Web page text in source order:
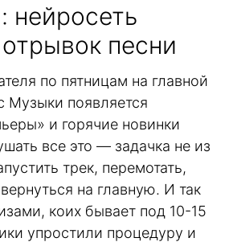
нейросеть
песни
по пятницам на главной
Музыки появляется
и горячие новинки
все это — задачка не из
трек, перемотать,
на главную. И так
коих бывает под 10-15
упростили процедуру и